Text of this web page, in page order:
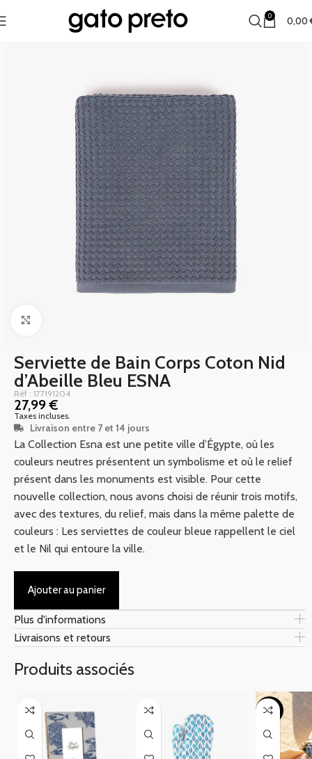
0 0,00
Serviette de Bain Corps Coton Nid
d’Abeille Bleu ESNA
Réf : 177191204
27,99€
Taxes incluses.
Livraison entre 7 et 14 jours
La Collection Esna est une petite ville d’Égypte, où les
couleurs neutres présentent un symbolisme et où le relief
présent dans les monuments est visible. Pour cette
nouvelle collection, nous avons choisi de réunir trois motifs,
avec des textures, du relief, mais dans la même palette de
couleurs : Les serviettes de couleur bleue rappellent le ciel
et le Nil qui entoure la ville.
Ajouter au panier
Plus d'informations
Livraisons et retours
Produits associés
-73%